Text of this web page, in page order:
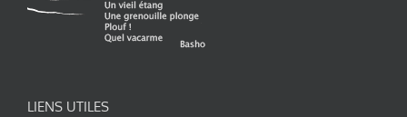
LIENS UTILES